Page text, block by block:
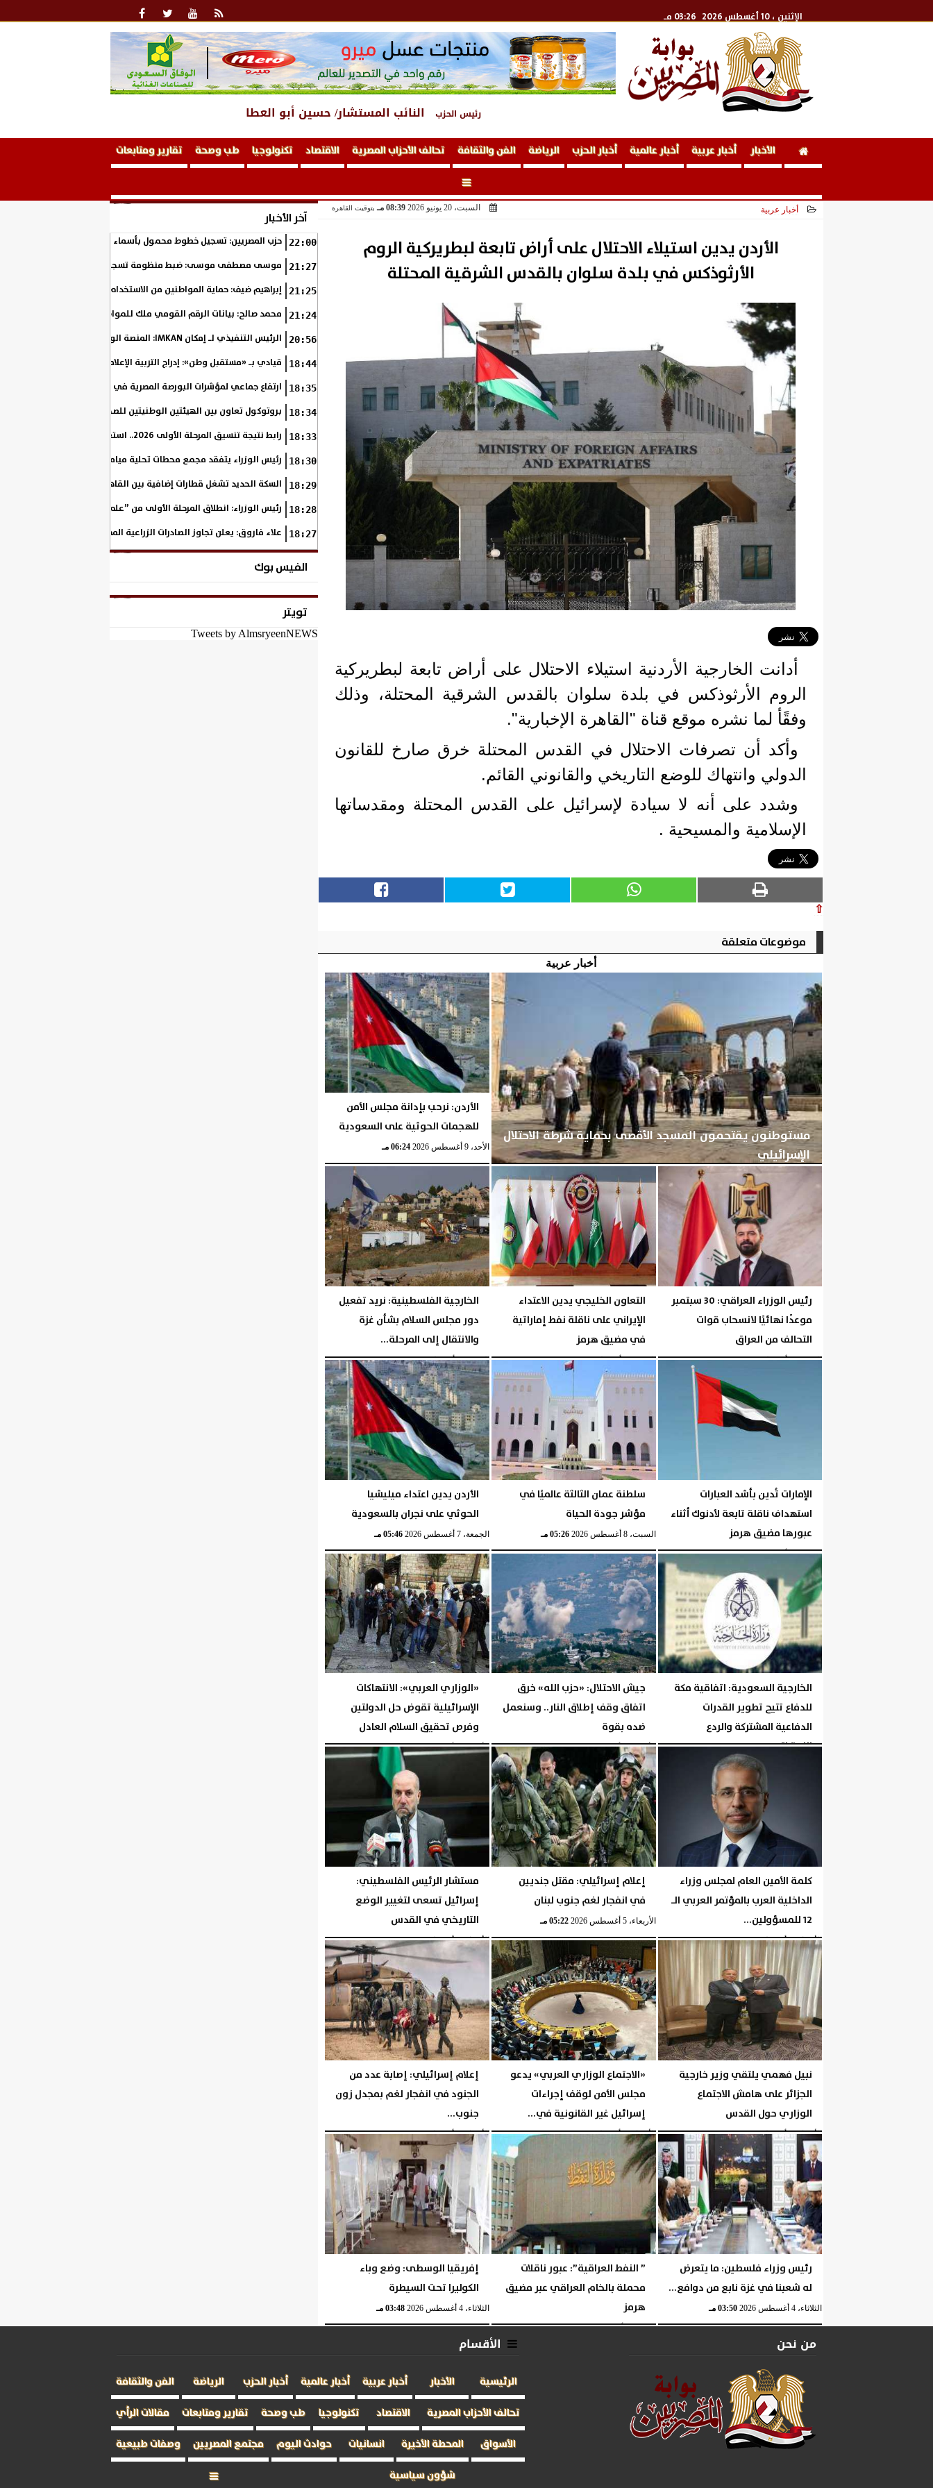
الإثنين ، 10 أغسطس 2026 03:26 مـ
رئيس الحزب النائب المستشار/ حسين أبو العطا
الأخبار أخبار عربية أخبار عالمية أخبار الحزب الرياضة الفن والثقافة تحالف الأحزاب المصرية الاقتصاد تكنولوجيا طب وصحة تقارير ومتابعات
أخبار عربية السبت، 20 يونيو 2026 08:39 مـ بتوقيت القاهرة
الأردن يدين استيلاء الاحتلال على أراض تابعة لبطريركية الروم
الأرثوذكس في بلدة سلوان بالقدس الشرقية المحتلة
أدانت الخارجية الأردنية استيلاء الاحتلال على أراض تابعة لبطريركية
الروم الأرثوذكس في بلدة سلوان بالقدس الشرقية المحتلة، وذلك
وفقًأ لما نشره موقع قناة "القاهرة الإخبارية".
وأكد أن تصرفات الاحتلال في القدس المحتلة خرق صارخ للقانون
الدولي وانتهاك للوضع التاريخي والقانوني القائم.
وشدد على أنه لا سيادة لإسرائيل على القدس المحتلة ومقدساتها
الإسلامية والمسيحية .
⇧
موضوعات متعلقة
أخبار عربية
مستوطنون يقتحمون المسجد الأقصى بحماية شرطة الاحتلال
الإسرائيلي
06:26 مـ
الأردن: نرحب بإدانة مجلس الأمن
للهجمات الحوثية على السعودية
الأحد، 9 أغسطس 2026 06:24 مـ
رئيس الوزراء العراقي: 30 سبتمبر
موعدًا نهائيًا لانسحاب قوات
التحالف من العراق
السبت، 8 أغسطس 2026 06:13 مـ
التعاون الخليجي يدين الاعتداء
الإيراني على ناقلة نفط إماراتية
في مضيق هرمز
السبت، 8 أغسطس 2026 06:12 مـ
الخارجية الفلسطينية: نريد تفعيل
دور مجلس السلام بشأن غزة
والانتقال إلى المرحلة...
السبت، 8 أغسطس 2026 06:07 مـ
الإمارات تُدين بأشد العبارات
استهداف ناقلة تابعة لأدنوك أثناء
عبورها مضيق هرمز
السبت، 8 أغسطس 2026 06:05 مـ
سلطنة عمان الثالثة عالميًا في
مؤشر جودة الحياة
السبت، 8 أغسطس 2026 05:26 مـ
الأردن يدين اعتداء ميليشيا
الحوثي على نجران بالسعودية
الجمعة، 7 أغسطس 2026 05:46 مـ
الخارجية السعودية: اتفاقية مكة
للدفاع تتيح تطوير القدرات
الدفاعية المشتركة والردع
الاستراتيجي...
05:29 مـ
جيش الاحتلال: «حزب الله» خرق
اتفاق وقف إطلاق النار.. وسنعمل
ضده بقوة
الأربعاء، 5 أغسطس 2026 06:17 مـ
«الوزاري العربي»: الانتهاكات
الإسرائيلية تقوض حل الدولتين
وفرص تحقيق السلام العادل
الأربعاء، 5 أغسطس 2026 05:28 مـ
كلمة الأمين العام لمجلس وزراء
الداخلية العرب بالمؤتمر العربي الـ
12 للمسؤولين...
الأربعاء، 5 أغسطس 2026 05:23 مـ
إعلام إسرائيلي: مقتل جنديين
في انفجار لغم جنوب لبنان
الأربعاء، 5 أغسطس 2026 05:22 مـ
مستشار الرئيس الفلسطيني:
إسرائيل تسعى لتغيير الوضع
التاريخي في القدس
الأربعاء، 5 أغسطس 2026 05:20 مـ
نبيل فهمي يلتقي وزير خارجية
الجزائر على هامش الاجتماع
الوزاري حول القدس
الأربعاء، 5 أغسطس 2026 05:19 مـ
«الاجتماع الوزاري العربي» يدعو
مجلس الأمن لوقف إجراءات
إسرائيل غير القانونية في...
الأربعاء، 5 أغسطس 2026 05:17 مـ
إعلام إسرائيلي: إصابة عدد من
الجنود في انفجار لغم بمجدل زون
جنوب...
الأربعاء، 5 أغسطس 2026 05:15 مـ
رئيس وزراء فلسطين: ما يتعرض
له شعبنا في غزة نابع من دوافع...
الثلاثاء، 4 أغسطس 2026 03:50 مـ
” النفط العراقية”: عبور ناقلات
محملة بالخام العراقي عبر مضيق
هرمز
الثلاثاء، 4 أغسطس 2026 03:49 مـ
إفريقيا الوسطى: وضع وباء
الكوليرا تحت السيطرة
الثلاثاء، 4 أغسطس 2026 03:48 مـ
آخر الأخبار
22:00 حزب المصريين: تسجيل خطوط محمول بأسماء المواطنين دون علمهم
21:27 موسى مصطفى موسى: ضبط منظومة تسجيل خطوط المحمول ضرورة لحماية
21:25 إبراهيم ضيف: حماية المواطنين من الاستخدام غير المشروع لبياناتهم حق
21:24 محمد صالح: بيانات الرقم القومي ملك للمواطن ولا يجوز استخدامها
20:56 الرئيس التنفيذي لـ إمكان IMKAN: المنصة الوطنية للسياحة الصحية خطوة استراتيجية لتعزيز مكانة مصر على خريطة...
18:44 قيادي بـ «مستقبل وطن»: إدراج التربية الإعلامية في التعليم
18:35 ارتفاع جماعي لمؤشرات البورصة المصرية في ختام تعاملات اليوم
18:34 بروتوكول تعاون بين الهيئتين الوطنيتين للصحافة والإعلام| صور
18:33 رابط نتيجة تنسيق المرحلة الأولى 2026.. استعلم عن كليتك إلكترونيًا
18:30 رئيس الوزراء يتفقد مجمع محطات تحلية مياه البحر بالرميلة في مطروح بطاقة 125 ألف متر
18:29 السكة الحديد تشغل قطارات إضافية بين القاهرة وأسيوط| جدول التشغيل
18:28 رئيس الوزراء: انطلاق المرحلة الأولى من ”علم الروم” بالساحل يمثل
18:27 علاء فاروق: يعلن تجاوز الصادرات الزراعية المصرية 6.2 مليون طن حتى الآن
الفيس بوك
تويتر
Tweets by AlmsryeenNEWS
من نحن الأقسام
الرئيسية الأخبار أخبار عربية أخبار عالمية أخبار الحزب الرياضة
الفن والثقافة
تحالف الأحزاب المصرية
الاقتصاد تكنولوجيا طب وصحة تقارير ومتابعات
مقالات الرأي
الأسواق
المحطة الأخيرة انسانيات حوادث اليوم مجتمع المصريين
وصفات طبيعية
شؤون سياسية